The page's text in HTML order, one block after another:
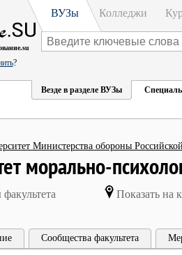
?
ВУЗы Колледжи
Везде в разделе ВУЗы
Министерства обороны
морально-
Показать на
Сообщества факультета